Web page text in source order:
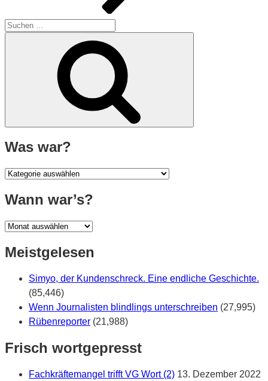
Suche
Was war?
Was
Wann war’s?
Wann
Meistgelesen
Simyo, der Kundenschreck. Eine endliche Geschichte.
(85,446)
Wenn Journalisten blindlings unterschreiben (27,995)
Rübenreporter (21,988)
Frisch wortgepresst
Fachkräftemangel trifft VG Wort (2) 13. Dezember 2022